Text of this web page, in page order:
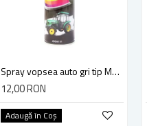
Ceara auto ultra WAX K2, 250 g
35,00 RON
Adaugă în Coş
Spray vopsea auto gri tip Massey Ferguson profesionala cu uscare rapida 450ml MAGIC
12,00 RON
Adaugă în Coş